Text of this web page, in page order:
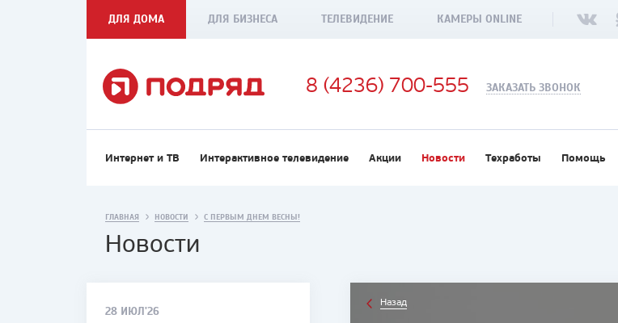
ДЛЯ ДОМА ДЛЯ БИЗНЕСА ТЕЛЕВИДЕНИЕ КАМЕРЫ ONLINE
8 (4236) 700-555 ЗАКАЗАТЬ ЗВОНОК
Интернет и ТВ Интерактивное телевидение Акции Новости Техработы Помощь
ГЛАВНАЯ НОВОСТИ С ПЕРВЫМ ДНЕМ ВЕСНЫ!
Новости
28 ИЮЛ'26
Назад